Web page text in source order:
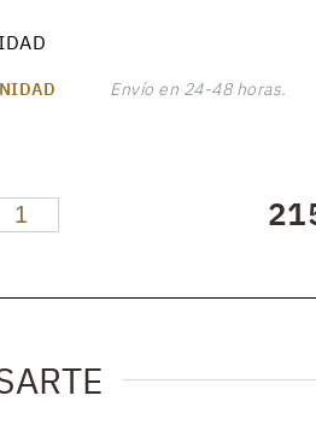
Envío en 24-48 horas.